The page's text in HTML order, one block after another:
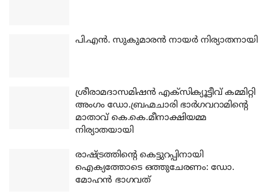
പി.എന്‍. സുകുമാരന്‍ നായര്‍ നിര്യാതനായി
ശ്രീരാമദാസമിഷന്‍ എക്‌സിക്യൂട്ടീവ് കമ്മിറ്റി
അംഗം ഡോ.ബ്രഹ്മചാരി ഭാര്‍ഗവറാമിന്റെ
മാതാവ് കെ.കെ.മീനാക്ഷിയമ്മ
നിര്യാതയായി
രാഷ്ട്രത്തിന്റെ കെട്ടുറപ്പിനായി
ഐക്യത്തോടെ ഒത്തുചേരണം: ഡോ.
മോഹന്‍ ഭാഗവത്